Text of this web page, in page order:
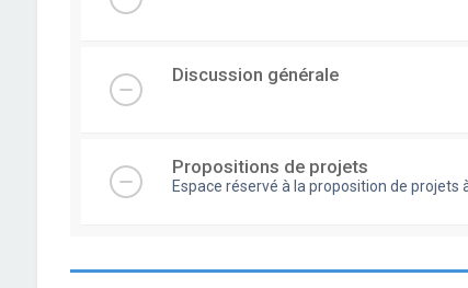
Discussion générale
Propositions de projets
Espace réservé à la proposition de